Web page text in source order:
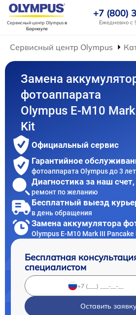
Сервисный центр Olympusв
Барнауле
+7 (800)
Ежедневно с
Сервисный центр Olympus
Замена
фотоаппарата
Olympus E-M10
Kit
Официальный сервис
Гарантийное
фотоаппарата Olympus до 3 лет
Диагностика за наш счет,
ремонт по желанию
Бесплатный выезд
в день обращения
Замена аккумулятора
Olympus E-M10 Mark III
Бесплатная
специалистом
Оставить